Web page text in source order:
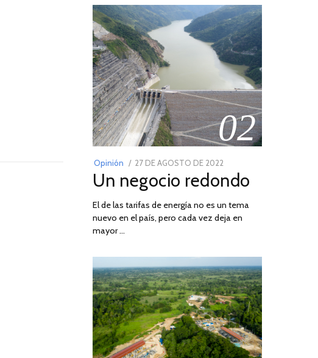
02
Opinión
POSTED
ON
27 DE AGOSTO DE 2022
DE
DE
2022
Un negocio redondo
El de las tarifas de energía no es un tema
nuevo en el país, pero cada vez deja en
mayor …